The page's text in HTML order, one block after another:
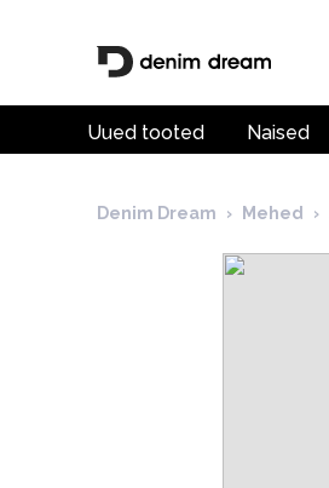
Uued tooted Naised
Denim Dream › Mehed ›